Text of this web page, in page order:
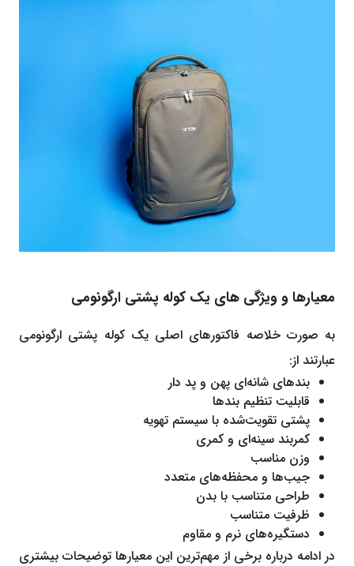
معیارها و ویژگی های یک کوله پشتی ارگونومی
به صورت خلاصه فاکتورهای اصلی یک کوله پشتی ارگونومی
عبارتند از:
بندهای شانه‌ای پهن و پد دار
قابلیت تنظیم بندها
پشتی تقویت‌شده با سیستم تهویه
کمربند سینه‌ای و کمری
وزن مناسب
جیب‌ها و محفظه‌های متعدد
طراحی متناسب با بدن
ظرفیت متناسب
دستگیره‌های نرم و مقاوم
در ادامه درباره برخی از مهم‌ترین این معیارها توضیحات بیشتری